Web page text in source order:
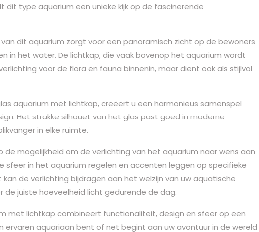
dit type aquarium een unieke kijk op de fascinerende
dit aquarium zorgt voor een panoramisch zicht op de bewoners
in het water. De lichtkap, die vaak bovenop het aquarium wordt
voor de flora en fauna binnenin, maar dient ook als stijlvol
aquarium met lichtkap, creëert u een harmonieus samenspel
Het strakke silhouet van het glas past goed in moderne
in elke ruimte.
de mogelijkheid om de verlichting van het aquarium naar wens aan
sfeer in het aquarium regelen en accenten leggen op specifieke
de verlichting bijdragen aan het welzijn van uw aquatische
de juiste hoeveelheid licht gedurende de dag.
met lichtkap combineert functionaliteit, design en sfeer op een
ervaren aquariaan bent of net begint aan uw avontuur in de wereld